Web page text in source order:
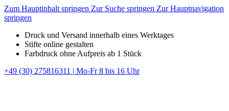
Zum Hauptinhalt springen Zur Suche springen Zur Hauptnavigation
springen
Druck und Versand innerhalb eines Werktages
Stifte online gestalten
Farbdruck ohne Aufpreis ab 1 Stück
+49 (30) 275816311 | Mo-Fr 8 bis 16 Uhr